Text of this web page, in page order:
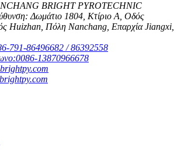
BRIGHT PYROTECHNIC
Δωμάτιο 1804, Κτίριο Α, Οδός
Huizhan, Πόλη Nanchang, Επαρχία Jiangxi,
791-86496682 / 86392558
0086-13870966678